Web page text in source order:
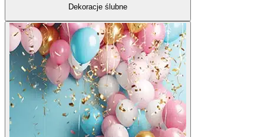
Dekoracje ślubne